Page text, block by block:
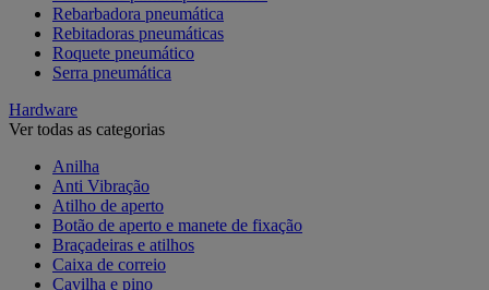
Rebarbadora pneumática
Rebitadoras pneumáticas
Roquete pneumático
Serra pneumática
Hardware
Ver todas as categorias
Anilha
Anti Vibração
Atilho de aperto
Botão de aperto e manete de fixação
Braçadeiras e atilhos
Caixa de correio
Cavilha e pino